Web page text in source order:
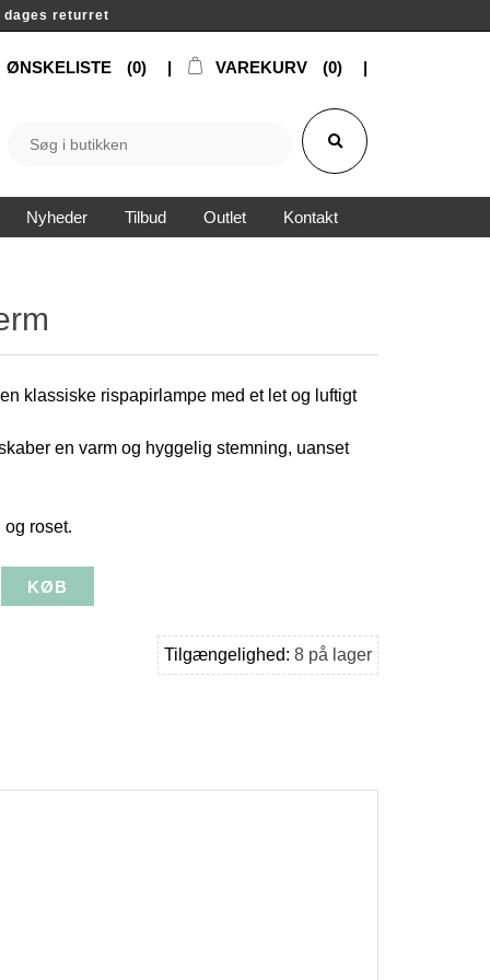
dages returret
ØNSKELISTE (0) VAREKURV (0)
Nyheder Tilbud Outlet Kontakt
klassiske rispapirlampe med et let og luftigt
en varm og hyggelig stemning, uanset
roset.
Tilgængelighed: 8 på lager